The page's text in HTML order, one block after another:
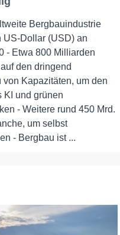
Bergbauindustrie
US-Dollar (USD) an
- Etwa 800 Milliarden
den dringend
Kapazitäten, um den
KI und grünen
- Weitere rund 450 Mrd.
um selbst
- Bergbau ist ...